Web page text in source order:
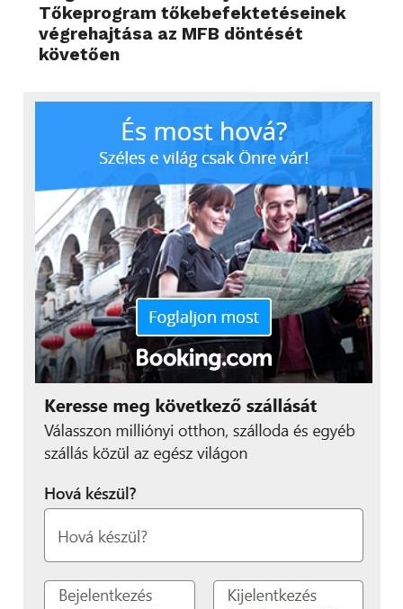
Tőkeprogram tőkebefektetéseinek
végrehajtása az MFB döntését
követően